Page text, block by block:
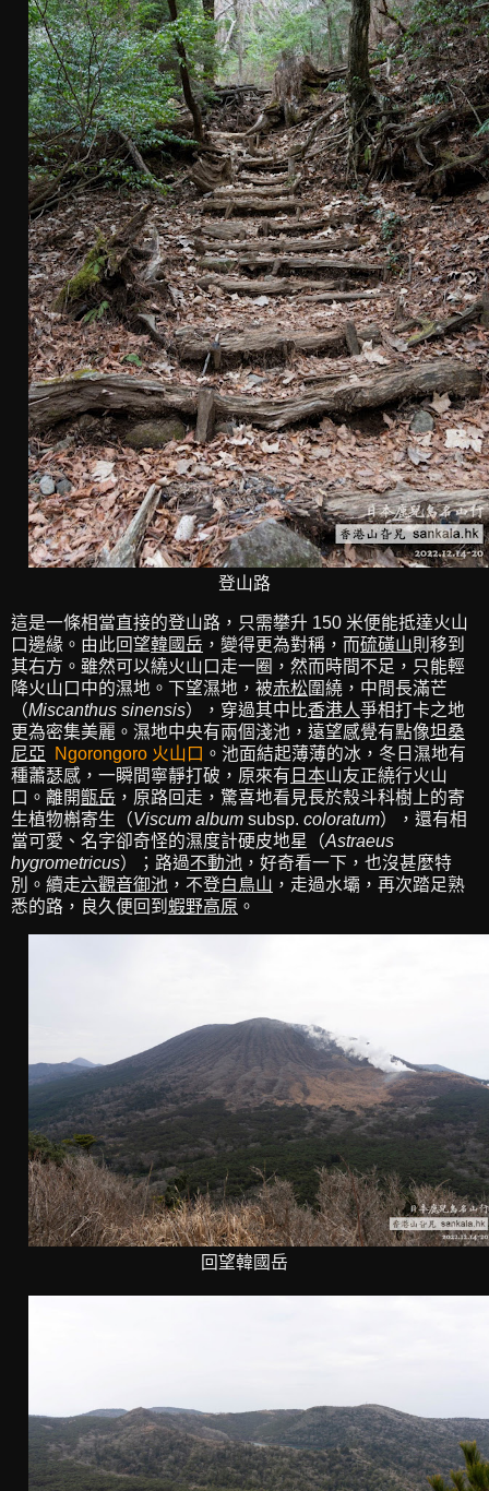
登山路
這是一條相當直接的登山路，只需攀升 150 米便能抵達火山
口邊緣。由此回望韓國岳 ，變得更為對稱，而硫磺山則移到
其右方。雖然可以繞火山口走一圈，然而時間不足，只能輕
降火山口中的濕地。下望濕地，被赤松 圍繞，中間長滿芒
（Miscanthus sinensis），穿過其中比香港人爭相打卡之地
更為密集美麗。濕地中央有兩個淺池，遠望感覺有點像坦桑
尼亞
Ngorongoro 火山口 。池面結起薄薄的冰，冬日濕地有
種蕭瑟感，一瞬間寧靜打破，原來有 日本山友正繞行火山
口。離開甑岳 ，原路回走，驚喜地看見長於殼斗科樹上的寄
生植物槲寄生（Viscum album subsp. coloratum），還有相
當可愛、名字卻奇怪的濕度計硬皮地星（Astraeus
hygrometricus）；路過不動池 ，好奇看一下，也沒甚麼特
別。續走六觀音御池 ，不登白鳥山 ，走過水壩，再次踏足熟
悉的路，良久便回到 蝦野高原 。
回望韓國岳